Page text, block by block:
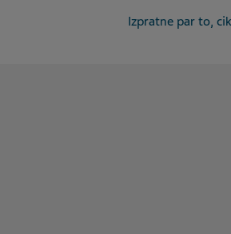
Izpratne par to,